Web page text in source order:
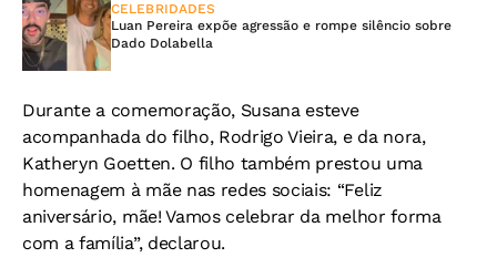
CELEBRIDADES
Luan Pereira expõe agressão e rompe silêncio sobre
Dado Dolabella
Durante a comemoração, Susana esteve
acompanhada do filho, Rodrigo Vieira, e da nora,
Katheryn Goetten. O filho também prestou uma
homenagem à mãe nas redes sociais: “Feliz
aniversário, mãe! Vamos celebrar da melhor forma
com a família”, declarou.